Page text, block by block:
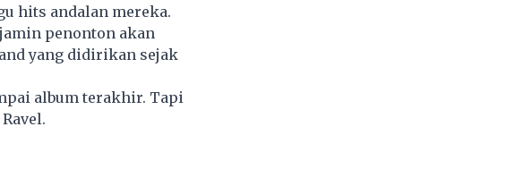
hits andalan mereka.
penonton akan
yang didirikan sejak
album terakhir. Tapi